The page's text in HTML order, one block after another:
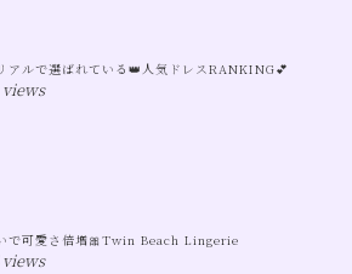
アルで選ばれている👑人気ドレスRANKING💕
views
で可愛さ倍増🎀Twin Beach Lingerie
views